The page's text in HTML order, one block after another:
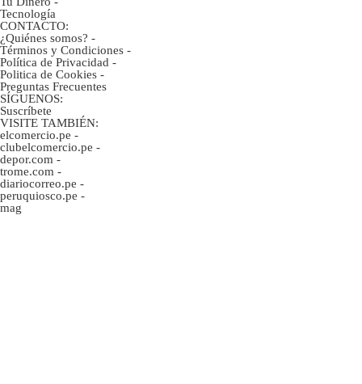
Tecnología
CONTACTO:
¿Quiénes somos? -
Términos y Condiciones -
Política de Privacidad -
Politica de Cookies -
Preguntas Frecuentes
SÍGUENOS:
Suscríbete
VISITE TAMBIÉN:
elcomercio.pe -
clubelcomercio.pe -
depor.com -
trome.com -
diariocorreo.pe -
peruquiosco.pe -
mag